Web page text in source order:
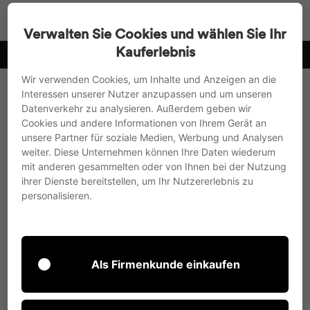
Direkt
InhaltVerwalten Sie Cookies und wählen Sie Ihr
Kauferlebnis
Wir verwenden Cookies, um Inhalte und Anzeigen an die
Interessen unserer Nutzer anzupassen und um unseren
Datenverkehr zu analysieren. Außerdem geben wir
Cookies und andere Informationen von Ihrem Gerät an
unsere Partner für soziale Medien, Werbung und Analysen
weiter. Diese Unternehmen können Ihre Daten wiederum
mit anderen gesammelten oder von Ihnen bei der Nutzung
ihrer Dienste bereitstellen, um Ihr Nutzererlebnis zu
personalisieren.
Als Firmenkunde einkaufen
Diashow
Vorkasse mit 3% Skonto oder Rechnungskauf